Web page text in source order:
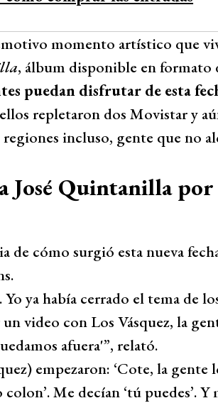
momento artístico que
, álbum disponible en
puedan disfrutar de esta
repletaron dos Movistar y
incluso, gente que no
José Quintanilla
de cómo surgió esta nueva
. Yo ya había cerrado el tema de
video con Los Vásquez, la
afuera'”, relató.
empezaron: ‘Cote, la gente
Me decían ‘tú puedes’.